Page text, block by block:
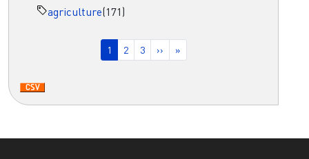
agriculture(171)
Page courante
1 Page
2 Page
3 Page suivante
›› Dernière page
»